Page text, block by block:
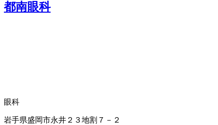
都南眼科
眼科
岩手県盛岡市永井２３地割７－２